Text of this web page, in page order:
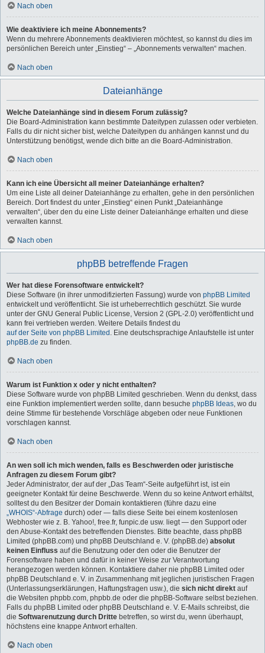
Nach oben
Wie deaktiviere ich meine Abonnements?
Wenn du mehrere Abonnements deaktivieren möchtest, so kannst du dies im
persönlichen Bereich unter „Einstieg“ – „Abonnements verwalten“ machen.
Nach oben
Dateianhänge
Welche Dateianhänge sind in diesem Forum zulässig?
Die Board-Administration kann bestimmte Dateitypen zulassen oder verbieten.
Falls du dir nicht sicher bist, welche Dateitypen du anhängen kannst und du
Unterstützung benötigst, wende dich bitte an die Board-Administration.
Nach oben
Kann ich eine Übersicht all meiner Dateianhänge erhalten?
Um eine Liste all deiner Dateianhänge zu erhalten, gehe in den persönlichen
Bereich. Dort findest du unter „Einstieg“ einen Punkt „Dateianhänge
verwalten“, über den du eine Liste deiner Dateianhänge erhalten und diese
verwalten kannst.
Nach oben
phpBB betreffende Fragen
Wer hat diese Forensoftware entwickelt?
Diese Software (in ihrer unmodifizierten Fassung) wurde von phpBB Limited
entwickelt und veröffentlicht. Sie ist urheberrechtlich geschützt. Sie wurde
unter der GNU General Public License, Version 2 (GPL-2.0) veröffentlicht und
kann frei vertrieben werden. Weitere Details findest du
auf der Seite von phpBB Limited . Eine deutschsprachige Anlaufstelle ist unter
phpBB.de zu finden.
Nach oben
Warum ist Funktion x oder y nicht enthalten?
Diese Software wurde von phpBB Limited geschrieben. Wenn du denkst, dass
eine Funktion implementiert werden sollte, dann besuche phpBB Ideas, wo du
deine Stimme für bestehende Vorschläge abgeben oder neue Funktionen
vorschlagen kannst.
Nach oben
An wen soll ich mich wenden, falls es Beschwerden oder juristische
Anfragen zu diesem Forum gibt?
Jeder Administrator, der auf der „Das Team“-Seite aufgeführt ist, ist ein
geeigneter Kontakt für deine Beschwerde. Wenn du so keine Antwort erhältst,
solltest du den Besitzer der Domain kontaktieren (führe dazu eine
„WHOIS“-Abfrage durch) oder — falls diese Seite bei einem kostenlosen
Webhoster wie z. B. Yahoo!, free.fr, funpic.de usw. liegt — den Support oder
den Abuse-Kontakt des betreffenden Dienstes. Bitte beachte, dass phpBB
Limited (phpBB.com) und phpBB Deutschland e. V. (phpBB.de) absolut
keinen Einfluss auf die Benutzung oder den oder die Benutzer der
Forensoftware haben und dafür in keiner Weise zur Verantwortung
herangezogen werden können. Kontaktiere daher nie phpBB Limited oder
phpBB Deutschland e. V. in Zusammenhang mit jeglichen juristischen Fragen
(Unterlassungserklärungen, Haftungsfragen usw.), die sich nicht direkt auf
die Websiten phpbb.com, phpbb.de oder die phpBB-Software selbst beziehen.
Falls du phpBB Limited oder phpBB Deutschland e. V. E-Mails schreibst, die
die Softwarenutzung durch Dritte betreffen, so wirst du, wenn überhaupt,
höchstens eine knappe Antwort erhalten.
Nach oben